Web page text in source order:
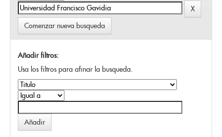
Comenzar nueva busqueda
Añadir filtros:
Usa los filtros para afinar la busqueda.